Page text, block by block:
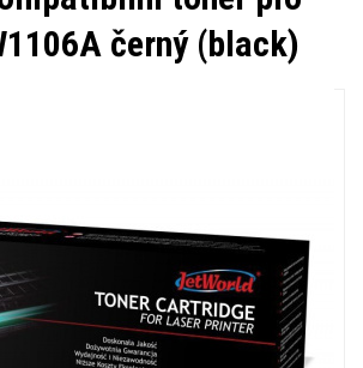
černý (black)